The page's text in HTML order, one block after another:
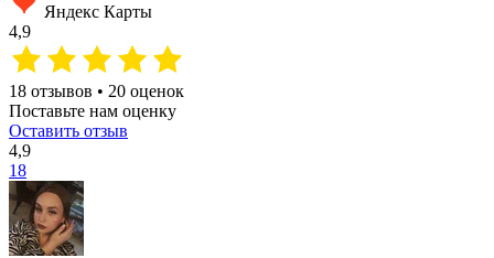
Яндекс Карты
4,9
18 отзывов • 20 оценок
Поставьте нам оценку
Оставить отзыв
4,9
18